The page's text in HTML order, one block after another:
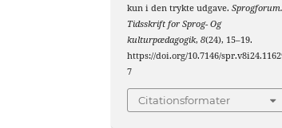
kun i den trykte udgave.Sprogforum.
Tidsskrift for Sprog- Og
kulturpædagogik,8(24), 15–19.
https://doi.org/10.7146/
7
Citationsformater